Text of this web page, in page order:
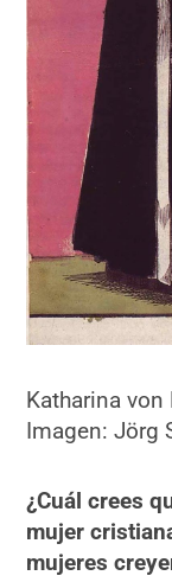
Katharina
Imagen: Jörg
¿Cuál crees
mujer
mujeres